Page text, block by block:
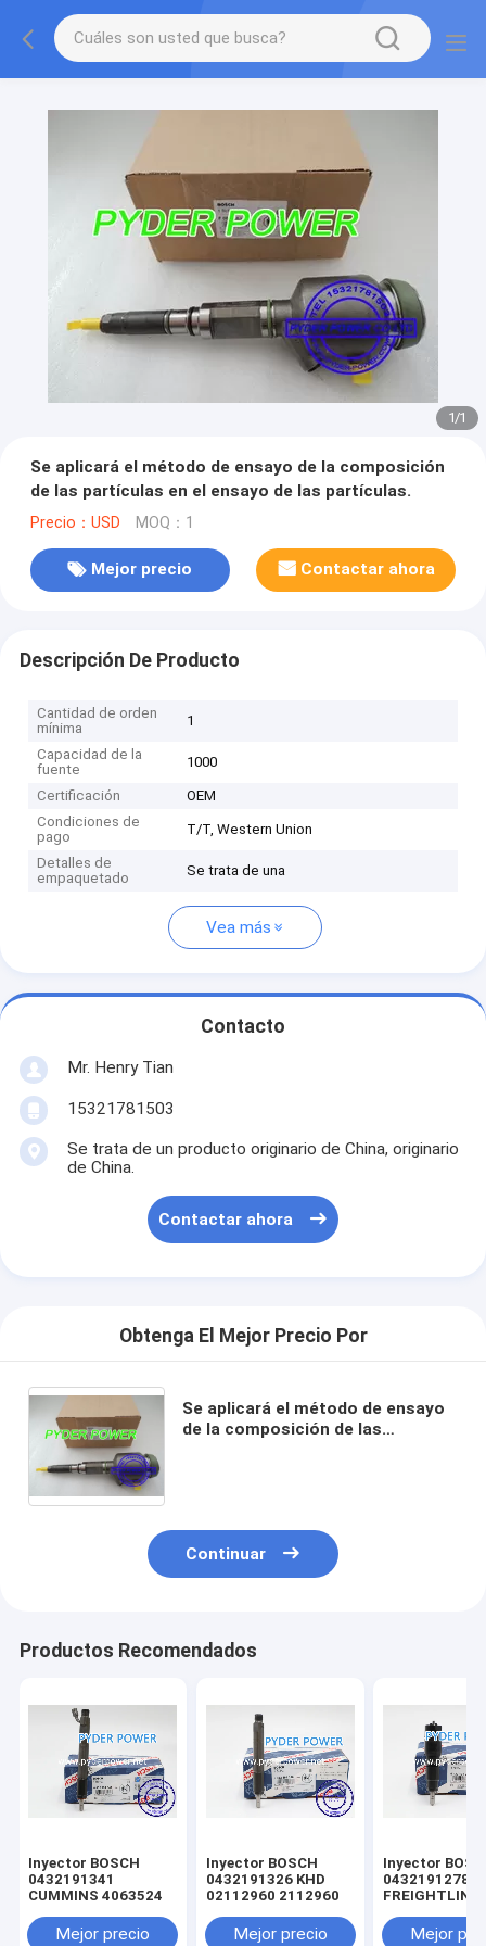
1/1
Se aplicará el método de ensayo de la composición
de las partículas en el ensayo de las partículas.
Precio：USD MOQ：1
Mejor precio Contactar ahora
Descripción De Producto
Cantidad de orden
mínima
1
Capacidad de la
fuente
1000
Certificación
OEM
Condiciones de
pago
T/T, Western Union
Detalles de
empaquetado
Se trata de una
Vea más
Contacto
Mr. Henry Tian
15321781503
Se trata de un producto originario de China, originario
de China.
Contactar ahora
Obtenga El Mejor Precio Por
Se aplicará el método de ensayo
de la composición de las
Continuar
Productos Recomendados
Inyector BOSCH
0432191341
CUMMINS 4063524
Mejor precio
Inyector BOSCH
0432191326 KHD
02112960 2112960
Mejor precio
Inyector
0432191278
MINSKMejor